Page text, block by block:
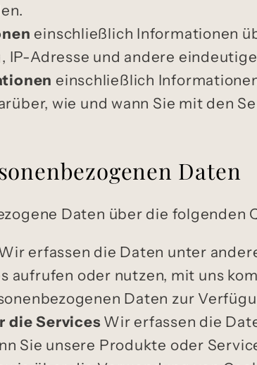
einschließlich Informationen
IP-Adresse und andere
einschließlich
wie und wann Sie mit den
Daten
Daten über die folgenden
erfassen die Daten unter
aufrufen oder nutzen, mit uns
Daten zur
die Services Wir erfassen die
Sie unsere Produkte oder